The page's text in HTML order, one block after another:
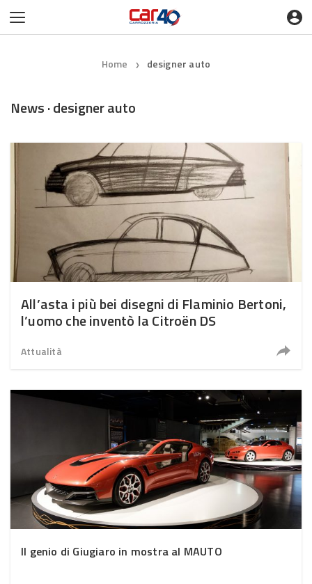
Home ❯ designer auto
News · designer auto
All’asta i più bei disegni di Flaminio Bertoni,
l’uomo che inventò la Citroën DS
Attualità
Il genio di Giugiaro in mostra al MAUTO